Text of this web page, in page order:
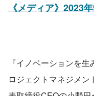
《メディア》2023
『イノベーションを
ロジェクトマネジメ